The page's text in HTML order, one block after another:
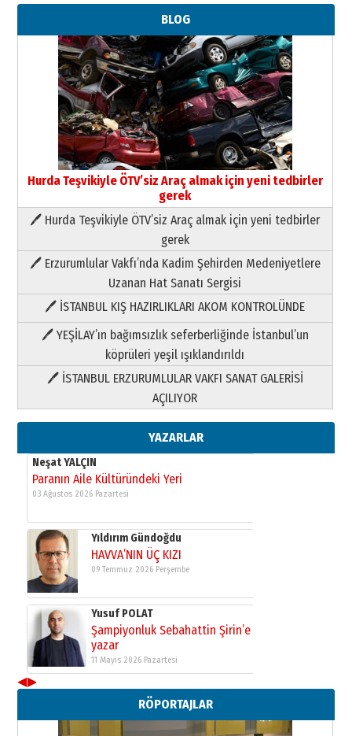
BLOG
Hurda Teşvikiyle ÖTV’siz Araç almak için yeni tedbirler
gerek
🖊 Hurda Teşvikiyle ÖTV’siz Araç almak için yeni tedbirler
gerek
🖊 Erzurumlular Vakfı’nda Kadim Şehirden Medeniyetlere
Uzanan Hat Sanatı Sergisi
🖊 İSTANBUL KIŞ HAZIRLIKLARI AKOM KONTROLÜNDE
🖊 YEŞİLAY’ın bağımsızlık seferberliğinde İstanbul’un
köprüleri yeşil ışıklandırıldı
🖊 İSTANBUL ERZURUMLULAR VAKFI SANAT GALERİSİ
AÇILIYOR
YAZARLAR
Paranın Aile Kültüründeki Yeri
03 Ağustos 2026 Pazartesi
Yıldırım Gündoğdu
HAVVA’NIN ÜÇ KIZI
09 Temmuz 2026 Perşembe
Yusuf POLAT
Şampiyonluk Sebahattin Şirin’e
11 Mayıs 2026 Pazartesi
Neşat YALÇIN
Paranın Aile Kültüründeki Yeri
03 Ağustos 2026 Pazartesi
Yıldırım Gündoğdu
HAVVA’NIN ÜÇ KIZI
09 Temmuz 2026 Perşembe
Yusuf POLAT
Şampiyonluk Sebahattin Şirin’e
yazar
11 Mayıs 2026 Pazartesi
Neşat YALÇIN
Paranın Aile Kültüründeki Yeri
03 Ağustos 2026 Pazartesi
◀▶
RÖPORTAJLAR